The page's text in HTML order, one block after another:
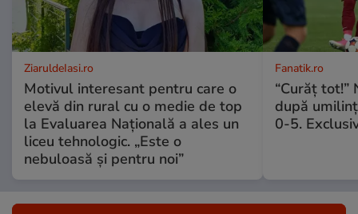
ZiaruldeIasi.ro
Motivul interesant pentru care o
elevă din rural cu o medie de top
la Evaluarea Națională a ales un
liceu tehnologic. „Este o
nebuloasă și pentru noi”
Fanatik.ro
“Curăț tot!”
după
0-5.